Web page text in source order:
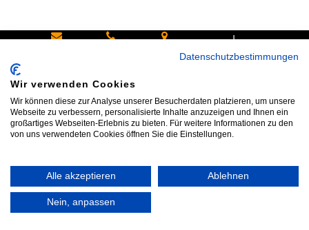
info@bike
shop24.n
et
an:
Tel.+49
172 40 59
85540
Haar bei
|
Impressum|AGB Widerrufsrecht
Vertrag widerrufen
Datenschutzbestimmungen
Wir verwenden Cookies
Wir können diese zur Analyse unserer Besucherdaten platzieren, um unsere
Webseite zu verbessern, personalisierte Inhalte anzuzeigen und Ihnen ein
großartiges Webseiten-Erlebnis zu bieten. Für weitere Informationen zu den
von uns verwendeten Cookies öffnen Sie die Einstellungen.
Alle akzeptieren Ablehnen
Nein, anpassen